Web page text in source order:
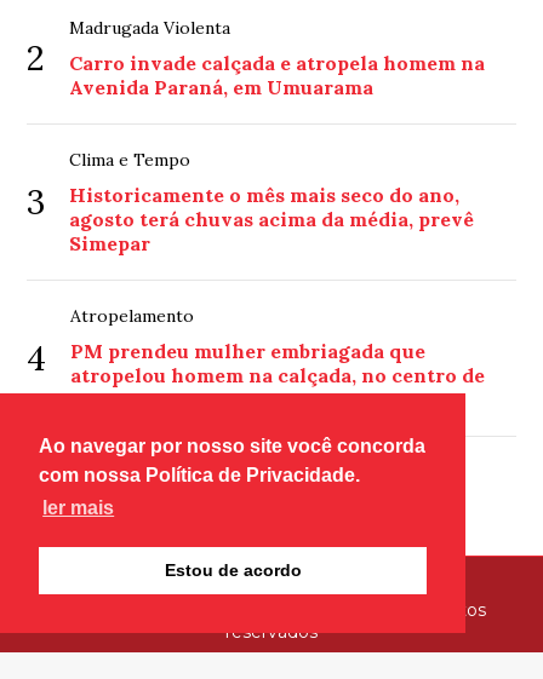
Ao navegar por nosso site você concorda
com nossa Política de Privacidade.
ler mais
Estou de acordo
2
Madrugada Violenta
Carro invade calçada e atropela homem na
Avenida Paraná, em Umuarama
3
Clima e Tempo
Historicamente o mês mais seco do ano,
agosto terá chuvas acima da média, prevê
Simepar
4
Atropelamento
PM prendeu mulher embriagada que
atropelou homem na calçada, no centro de
Umuarama
5 Edição 9133
Edição 9133
© Copyright 2026 - Tribuna Hoje - Todos os direitos
reservados